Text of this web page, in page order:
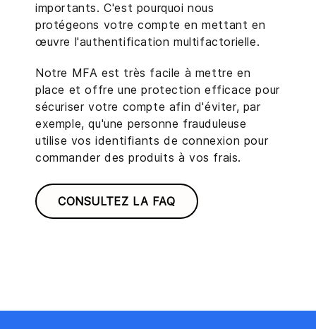
importants. C'est pourquoi nous
protégeons votre compte en mettant en
œuvre l'authentification multifactorielle.
Notre MFA est très facile à mettre en
place et offre une protection efficace pour
sécuriser votre compte afin d'éviter, par
exemple, qu'une personne frauduleuse
utilise vos identifiants de connexion pour
commander des produits à vos frais.
CONSULTEZ LA FAQ